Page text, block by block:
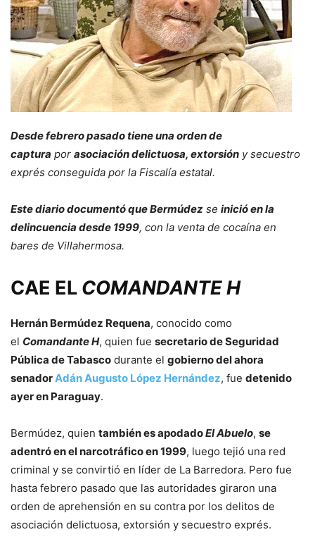
Desde febrero pasado tiene una orden de
captura por asociación delictuosa, extorsión y secuestro
exprés conseguida por la Fiscalía estatal.
Este diario documentó que Bermúdez se inició en la
delincuencia desde 1999, con la venta de cocaína en
bares de Villahermosa.
CAE EL COMANDANTE H
Hernán Bermúdez Requena, conocido como
el Comandante H, quien fue secretario de Seguridad
Pública de Tabasco durante el gobierno del ahora
senadorAdán Augusto López Hernández, fue detenido
ayer en Paraguay.
Bermúdez, quien también es apodadoEl Abuelo, se
adentró en el narcotráfico en 1999, luego tejió una red
criminal y se convirtió en líder de La Barredora. Pero fue
hasta febrero pasado que las autoridades giraron una
orden de aprehensión en su contra por los delitos de
asociación delictuosa, extorsión y secuestro exprés.